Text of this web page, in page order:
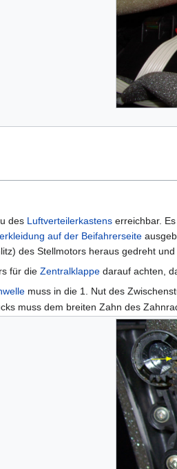
des Luftverteilerkastens erreichbar.
auf der Beifahrerseite
des Stellmotors heraus gedreht
für die Zentralklappe darauf achten,
muss in die 1. Nut des
muss dem breiten Zahn des